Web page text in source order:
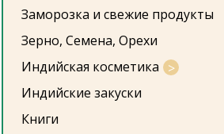
Заморозка и свежие продукты
Зерно, Семена, Орехи
Индийская косметика
Индийские закуски
Книги